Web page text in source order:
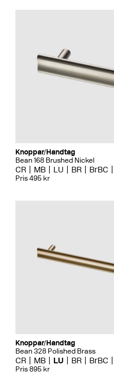
Knoppar/Handtag
Bean 168 Brushed Nickel
CR MB LU BR BrBC
Pris 495 kr
Knoppar/Handtag
Bean 328 Polished Brass
CR MB LU BR BrBC
Pris 895 kr